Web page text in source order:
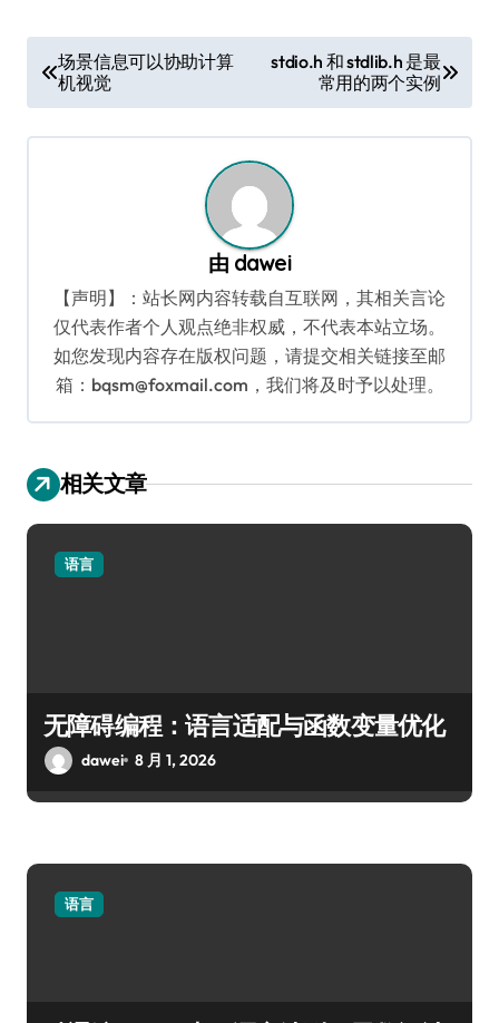
章
导
场景信息可以协助计算
机视觉
stdio.h 和 stdlib.h 是最
常用的两个实例
由 dawei
【声明】：站长网内容转载自互联网，其相关言论
仅代表作者个人观点绝非权威，不代表本站立场。
如您发现内容存在版权问题，请提交相关链接至邮
箱：bqsm@foxmail.com，我们将及时予以处理。
相关文章
语言
无障碍编程：语言适配与函数变量优化
dawei 8 月 1, 2026
语言